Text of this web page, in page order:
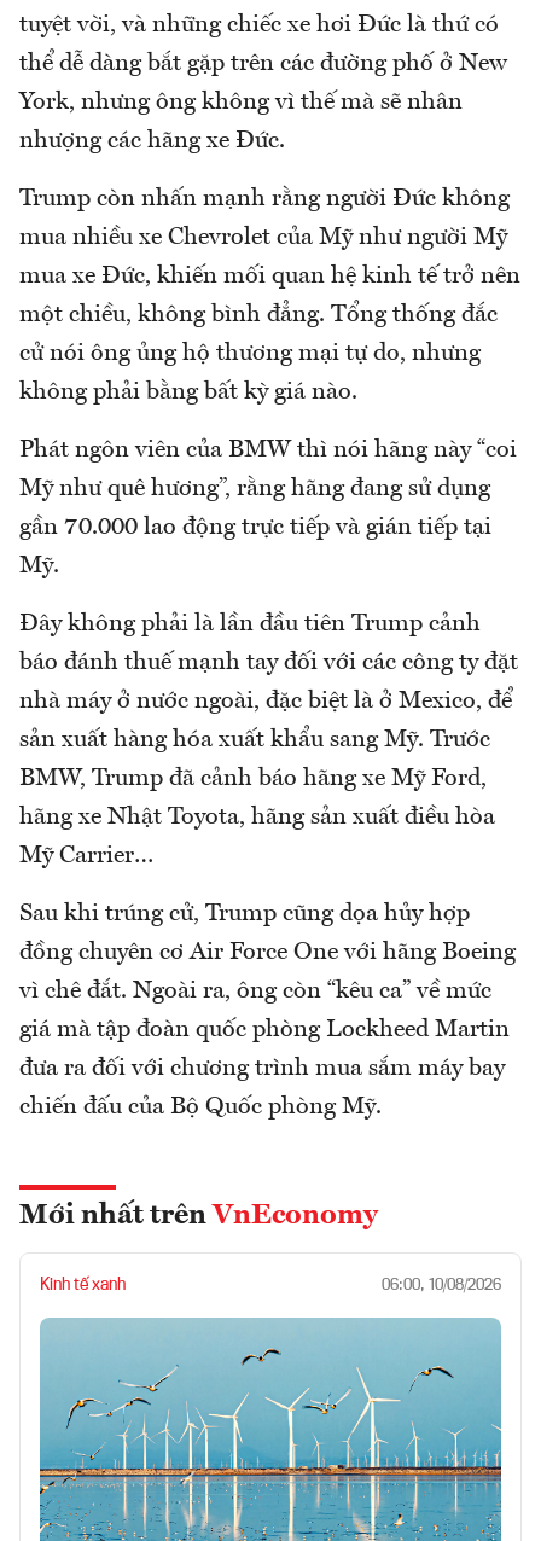
tuyệt vời, và những chiếc xe hơi Đức là thứ có
thể dễ dàng bắt gặp trên các đường phố ở New
York, nhưng ông không vì thế mà sẽ nhân
nhượng các hãng xe Đức.
Trump còn nhấn mạnh rằng người Đức không
mua nhiều xe Chevrolet của Mỹ như người Mỹ
mua xe Đức, khiến mối quan hệ kinh tế trở nên
một chiều, không bình đẳng. Tổng thống đắc
cử nói ông ủng hộ thương mại tự do, nhưng
không phải bằng bất kỳ giá nào.
Phát ngôn viên của BMW thì nói hãng này “coi
Mỹ như quê hương”, rằng hãng đang sử dụng
gần 70.000 lao động trực tiếp và gián tiếp tại
Mỹ.
Đây không phải là lần đầu tiên Trump cảnh
báo đánh thuế mạnh tay đối với các công ty đặt
nhà máy ở nước ngoài, đặc biệt là ở Mexico, để
sản xuất hàng hóa xuất khẩu sang Mỹ. Trước
BMW, Trump đã cảnh báo hãng xe Mỹ Ford,
hãng xe Nhật Toyota, hãng sản xuất điều hòa
Mỹ Carrier…
Sau khi trúng cử, Trump cũng dọa hủy hợp
đồng chuyên cơ Air Force One với hãng Boeing
vì chê đắt. Ngoài ra, ông còn “kêu ca” về mức
giá mà tập đoàn quốc phòng Lockheed Martin
đưa ra đối với chương trình mua sắm máy bay
chiến đấu của Bộ Quốc phòng Mỹ.
Mới nhất trên VnEconomy
Kinh tế xanh 06:00, 10/08/2026